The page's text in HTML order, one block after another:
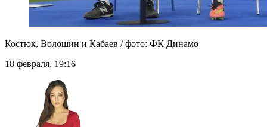
Костюк, Волошин и Кабаев / фото: ФК Динамо
18 февраля, 19:16